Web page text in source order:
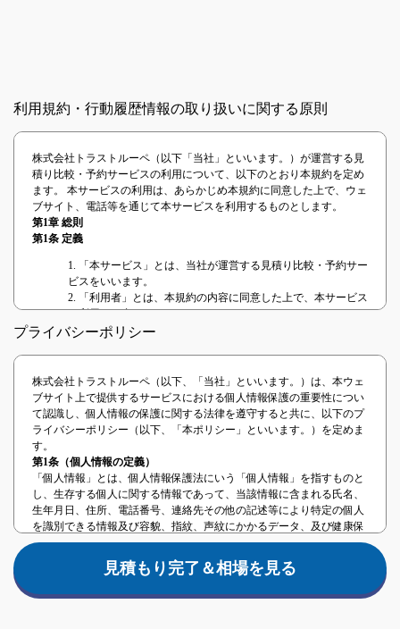
利用規約・行動履歴情報の取り扱いに関する原則
株式会社トラストルーペ（以下「当社」といいます。）が運営する見
積り比較・予約サービスの利用について、以下のとおり本規約を定め
ます。 本サービスの利用は、あらかじめ本規約に同意した上で、ウェ
ブサイト、電話等を通じて本サービスを利用するものとします。
第1章 総則
第1条 定義
1. 「本サービス」とは、当社が運営する見積り比較・予約サー
ビスをいいます。
2. 「利用者」とは、本規約の内容に同意した上で、本サービス
を利用する者をいいます。
3. 「提携事業者」とは、本サービスを提供するに当たり、当社
4. 「本契約」とは、本サービスの利用に関する契約をいいま
す。
第2条 本規約の範囲、適用
本規約は、利用者と当社との間における本サービスの利用について生
じる全ての法律関係に適用されます。 当社は、本規約に同意すること
を条件として、利用者に対し、本サービスの利用を許諾し、利用者と
当社との間における本契約が成立するものとします。
第3条 本規約等の変更
1. 当社は、次の各号のいずれかに該当する場合、利用者の承諾
を得ることなく、本規約の内容の変更（追加を含む。）ができ
るものとします。
(1) 本規約の変更が、利用者の一般の利益に適合するとき。
(2) 本規約の変更が、本契約の目的に反せず、かつ、変更の必
プライバシーポリシー
株式会社トラストルーペ（以下、「当社」といいます。）は、本ウェ
ブサイト上で提供するサービスにおける個人情報保護の重要性につい
て認識し、個人情報の保護に関する法律を遵守すると共に、以下のプ
ライバシーポリシー（以下、「本ポリシー」といいます。）を定めま
す。
第1条（個人情報の定義）
「個人情報」とは、個人情報保護法にいう「個人情報」を指すものと
し、生存する個人に関する情報であって、当該情報に含まれる氏名、
生年月日、住所、電話番号、連絡先その他の記述等により特定の個人
を識別できる情報及び容貌、指紋、声紋にかかるデータ、及び健康保
険証の保険者番号などの当該情報単体から特定の個人を識別できる情
報（個人識別情報）を指します。
第2条（事業者情報）見積もり完了＆相場を見る